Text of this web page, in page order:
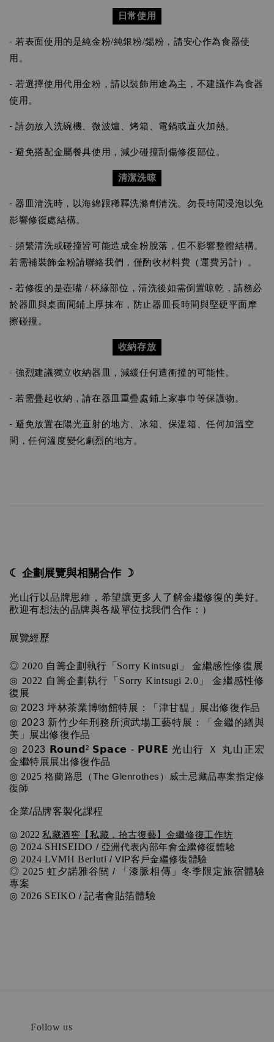
日常使用
- 若表面使用的是純金粉/純銀粉/錫粉，請安心作為食器使
用。
- 若選擇使用代用金粉，請以裝飾用途為主，不建議作為食器
使用。
- 請勿放入洗碗機、微波爐、烤箱、電鍋或直火加熱。
- 避免搭配金屬餐具使用，減少碰撞刮傷修復部位。
清潔洗晾
- 器皿清洗時，以海綿跟稀釋洗滌劑清洗。勿長時間浸泡以免
影響修復處結構。
- 頻繁清洗或碰撞皆可能造成金粉脫落，但不影響整體結構。
若需補裝飾金粉請聯絡我們，僅酌收材料費（運費另計）。
- 若修復的是壺嘴 / 杯緣部位，清洗後如需倒置晾乾，請務必
於器皿與桌面間鋪上厚抹布，防止器皿長時間與堅硬平面摩
擦碰撞。
收納存放
- 強烈建議獨立收納器皿，減緩任何遭衝撞的可能性。
- 若需疊起收納，請在器皿重疊處鋪上家事巾等保護物。
- 避免放置在陽光直射的地方、冰箱、保溫箱、任何加溫空
間 ，任何溫度變化劇烈的地方。
☾ 企劃展覽與相關合作 ☽
光山行以品牌思維，希望讓更多人了解金繼修復的美好。
歡迎有想法的品牌與各級單位找我們合作：）
展覽經歷
◎ 2020 自籌企劃執行「Sorry Kintsugi」 金繼感性修復展
◎ 2022 自籌企劃執行「Sorry Kintsugi 2.0」 金繼感性修
復展
◎ 2023 坪林茶業博物館特展：「津甘馧」展出修復作品
◎ 2023 新竹少年刑務所演武場工藝特展：
「金繼的繕與
美」展出修復作品
◎ 2023 𝗥𝗼𝘂𝗻𝗱² 𝗦𝗽𝗮𝗰𝗲 - 𝗣𝗨𝗥𝗘 光山行 Ｘ 丸山正宏
金繼特展展出修復作品
◎ 2025 格蘭路思（The Glenrothes）威士忌藏品專案指定修
復師
企業/品牌客製化課程
◎ 2022 私藏酒窖【私藏．拾古復藝】金繼修復工作坊
◎ 2024 SHISEIDO / 亞洲代表內部年會金繼修復體驗
◎ 2024 LVMH Berluti / VIP客戶金繼修復體驗
◎ 2025 虹夕諾雅谷關 /
「漆脈相傳」冬季限定旅宿體驗
專案
◎ 2026 SEIKO / 記者會貼箔體驗
Follow us